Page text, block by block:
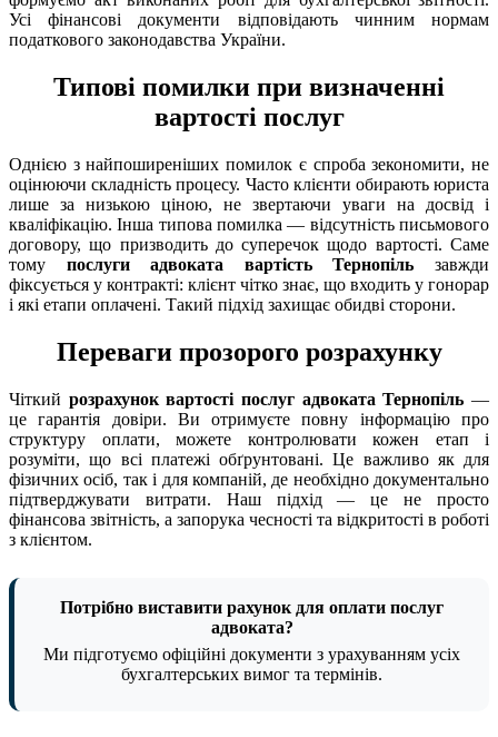
Усі фінансові документи відповідають чинним нормам
податкового законодавства України.
Типові помилки при визначенні
вартості послуг
Однією з найпоширеніших помилок є спроба зекономити, не
оцінюючи складність процесу. Часто клієнти обирають юриста
лише за низькою ціною, не звертаючи уваги на досвід і
кваліфікацію. Інша типова помилка — відсутність письмового
договору, що призводить до суперечок щодо вартості. Саме
тому послуги адвоката вартість Тернопіль завжди
фіксується у контракті: клієнт чітко знає, що входить у гонорар
і які етапи оплачені. Такий підхід захищає обидві сторони.
Переваги прозорого розрахунку
Чіткий розрахунок вартості послуг адвоката Тернопіль —
це гарантія довіри. Ви отримуєте повну інформацію про
структуру оплати, можете контролювати кожен етап і
розуміти, що всі платежі обґрунтовані. Це важливо як для
фізичних осіб, так і для компаній, де необхідно документально
підтверджувати витрати. Наш підхід — це не просто
фінансова звітність, а запорука чесності та відкритості в роботі
з клієнтом.
Потрібно виставити рахунок для оплати послуг
адвоката?
Ми підготуємо офіційні документи з урахуванням усіх
бухгалтерських вимог та термінів.